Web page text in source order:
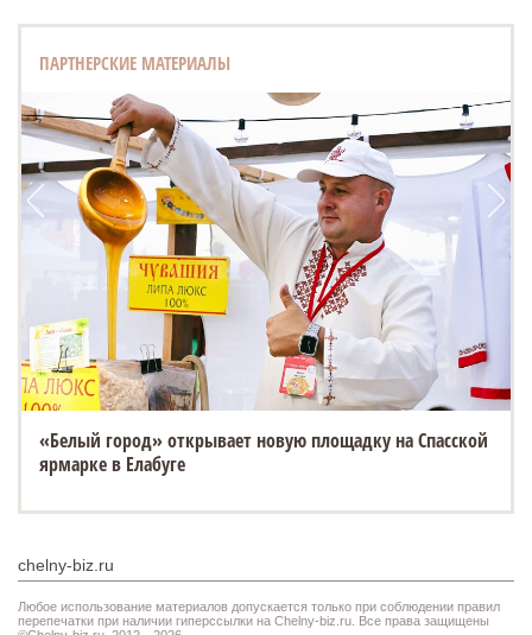
ПАРТНЕРСКИЕ МАТЕРИАЛЫ
«Белый город» открывает новую площадку на Спасской
ярмарке в Елабуге
ESTEO MX уже в ТТС: 3 экрана, искусственный интеллект
и полный привод
chelny-biz.ru
Любое использование материалов допускается только при соблюдении правил
перепечатки при наличии гиперссылки на Chelny-biz.ru. Все права защищены